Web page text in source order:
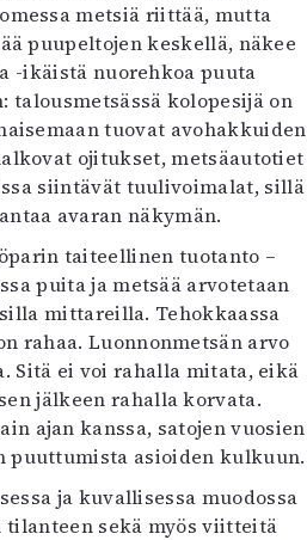
4/2026
2–3/2026
1/2026
6/2025
saame
5/2025
Info
irtonumerot
Kaltio ry
metsiä riittää, mutta
puupeltojen keskellä, näkee
-ikäistä nuorehkoa puuta
kolopesijä on
tuovat avohakkuiden
ojitukset, metsäautotiet
siintävät tuulivoimalat, sillä
avaran näkymän.
taiteellinen tuotanto –
puita ja metsää arvotetaan
mittareilla. Tehokkaassa
rahaa. Luonnonmetsän arvo
Sitä ei voi rahalla mitata, eikä
jälkeen rahalla korvata.
ajan kanssa, satojen vuosien
puuttumista asioiden kulkuun.
ja kuvallisessa muodossa
sekä myös viitteitä